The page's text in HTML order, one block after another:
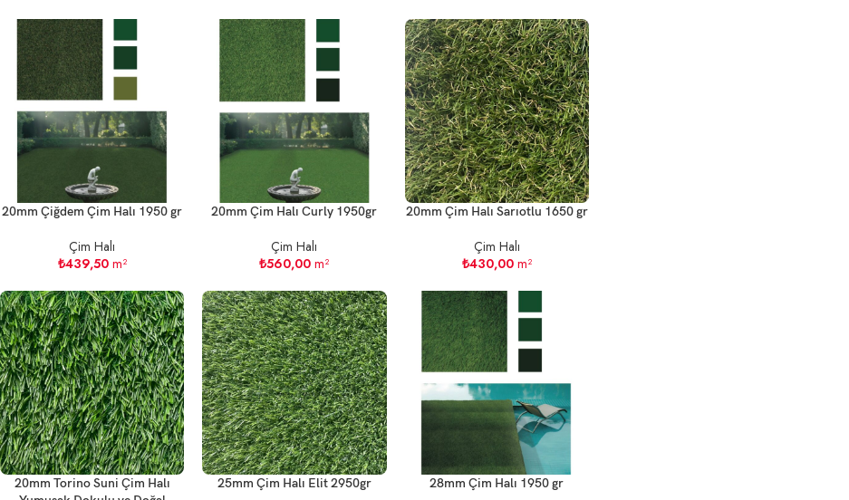
20mm Çiğdem Çim Halı 1950 gr
Çim Halı
₺439,50m²
20mm Çim Halı Curly 1950gr
Çim Halı
₺560,00 m²
20mm Çim Halı Sarıotlu 1650 gr
Çim Halı
₺430,00m²
20mm Torino Suni Çim Halı
25mm Çim Halı Elit 2950gr 28mm Çim Halı 1950 gr